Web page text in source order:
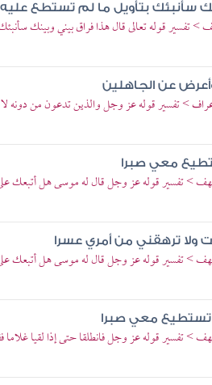
سأنبئك بتأويل ما لم تستطع عليه
تفسير قوله تعالى قال هذا فراق بيني وبينك
عن الجاهلين
> تفسير قوله عز وجل والذين تدعون من دونه
معي صبرا
> تفسير قوله عز وجل قال له موسى هل أتبعك
ولا ترهقني من أمري عسرا
> تفسير قوله عز وجل قال له موسى هل أتبعك
تستطيع معي صبرا
> تفسير قوله عز وجل فانطلقا حتى إذا لقيا غلاما